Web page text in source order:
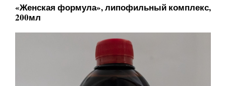
«Женская формула», липофильный комплекс,
200мл